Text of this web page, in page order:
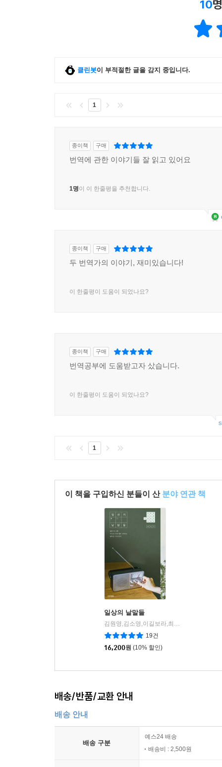
응원하다 보면 왜 끝 부분에 가서 허무하게 죽어
않기를 바란다. 한별은 남성형을 기본으로 삼아
선생님’으로 고치고, 지양은 ‘Black and White
신랄한 말’, ‘불쾌감을 주지 않는 더러운 말’, ‘트
“열렬히 서로를 지지하고, 사랑을 말해달라고 부추
40대에는” 서로를 의지하게 되었다는 지양의
한별은 그런 지양이 내민 손을 붙잡고 용기를 낸다
있을 때 우리의 편지를 읽었다면 도움이 되었을
사랑까지 지극하게 담긴 이 편지들이 우정을 그리
청년의 시각으로 질병과 장애를 섬세하게 분해
10
클린봇이 부적절한 글을 감지 중입니다.
1
종이책 구매
번역에 관한 이야기들 잘 읽고 있어요
1명이 이 한줄평을 추천합니다.
종이책 구매
두 번역가의 이야기, 재미있습니다!
이 한줄평이 도움이 되었나요?
종이책 구매
번역공부에 도움받고자 샀습니다.
이 한줄평이 도움이 되었나요?
1
이 책을 구입하신 분들이 산 분야 연관 책
일상의 낱말들
김원영,김소영,이길보라,최태규 저
19건
16,200원 (10% 할인)
배송/반품/교환 안내
배송 안내
배송 구분
예스24 배송
배송비 : 2,500원